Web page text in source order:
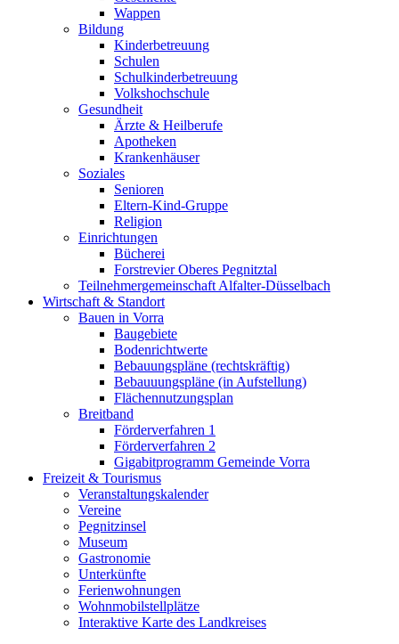
Wappen
Bildung
Kinderbetreuung
Schulen
Schulkinderbetreuung
Volkshochschule
Gesundheit
Ärzte & Heilberufe
Apotheken
Krankenhäuser
Soziales
Senioren
Eltern-Kind-Gruppe
Religion
Einrichtungen
Bücherei
Forstrevier Oberes Pegnitztal
Teilnehmergemeinschaft Alfalter-Düsselbach
Wirtschaft & Standort
Bauen in Vorra
Baugebiete
Bodenrichtwerte
Bebauungspläne (rechtskräftig)
Bebauuungspläne (in Aufstellung)
Flächennutzungsplan
Breitband
Förderverfahren 1
Förderverfahren 2
Gigabitprogramm Gemeinde Vorra
Freizeit & Tourismus
Veranstaltungskalender
Vereine
Pegnitzinsel
Museum
Gastronomie
Unterkünfte
Ferienwohnungen
Wohnmobilstellplätze
Interaktive Karte des Landkreises